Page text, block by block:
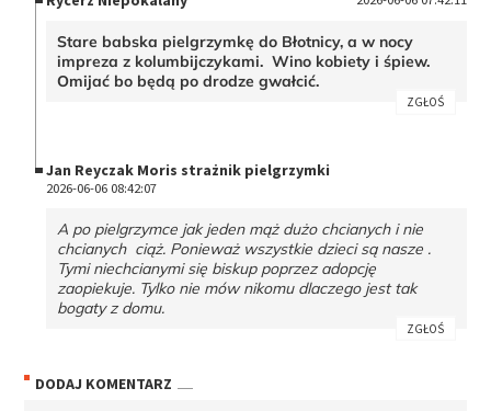
Stare babska pielgrzymkę do Błotnicy, a w nocy
impreza z kolumbijczykami. Wino kobiety i śpiew.
Omijać bo będą po drodze gwałcić.
ZGŁOŚ
Jan Reyczak Moris strażnik pielgrzymki
2026-06-06 08:42:07
A po pielgrzymce jak jeden mąż dużo chcianych i nie
chcianych ciąż. Ponieważ wszystkie dzieci są nasze .
Tymi niechcianymi się biskup poprzez adopcję
zaopiekuje. Tylko nie mów nikomu dlaczego jest tak
bogaty z domu.
ZGŁOŚ
DODAJ KOMENTARZ